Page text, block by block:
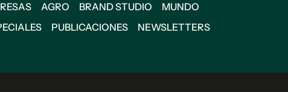
AGRO BRAND STUDIO
MUNDO
PUBLICACIONES
NEWSLETTERS